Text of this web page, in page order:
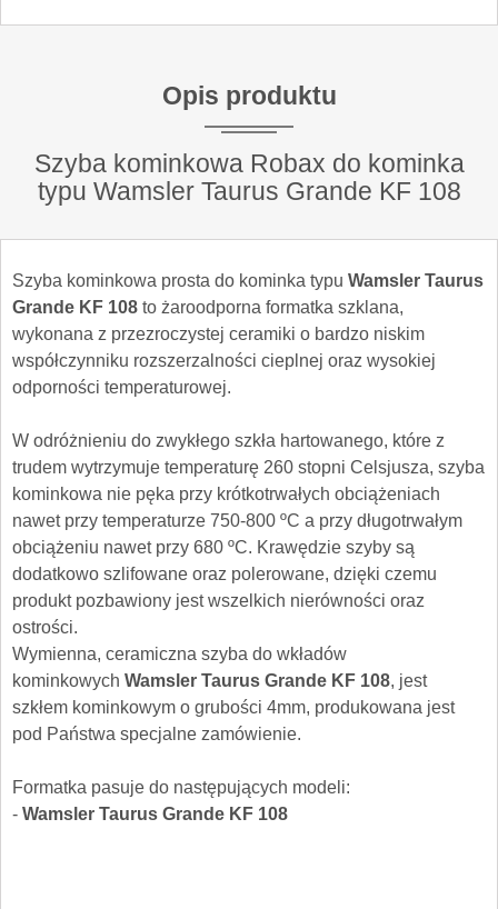
Opis produktu
Szyba kominkowa Robax do kominka
typu Wamsler Taurus Grande KF 108
Szyba kominkowa prosta do kominka typu Wamsler Taurus
Grande KF 108 to żaroodporna formatka szklana,
wykonana z przezroczystej ceramiki o bardzo niskim
współczynniku rozszerzalności cieplnej oraz wysokiej
odporności temperaturowej.
W odróżnieniu do zwykłego szkła hartowanego, które z
trudem wytrzymuje temperaturę 260 stopni Celsjusza, szyba
kominkowa nie pęka przy krótkotrwałych obciążeniach
nawet przy temperaturze 750-800 ºC a przy długotrwałym
obciążeniu nawet przy 680 ºC. Krawędzie szyby są
dodatkowo szlifowane oraz polerowane, dzięki czemu
produkt pozbawiony jest wszelkich nierówności oraz
ostrości.
Wymienna, ceramiczna szyba do wkładów
kominkowych Wamsler Taurus Grande KF 108, jest
szkłem kominkowym o grubości 4mm, produkowana jest
pod Państwa specjalne zamówienie.
Formatka pasuje do następujących modeli:
- Wamsler Taurus Grande KF 108